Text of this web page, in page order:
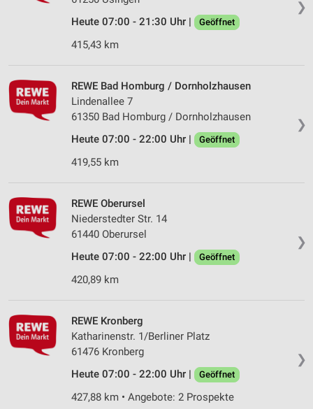
❯
Heute 07:00 - 21:30 Uhr |
Geöffnet
415,43 km
❯
REWE Bad Homburg / Dornholzhausen
Lindenallee 7
61350 Bad Homburg / Dornholzhausen
Heute 07:00 - 22:00 Uhr |
Geöffnet
419,55 km
❯
REWE Oberursel
Niederstedter Str. 14
61440 Oberursel
Heute 07:00 - 22:00 Uhr |
Geöffnet
420,89 km
❯
REWE Kronberg
Katharinenstr. 1/Berliner Platz
61476 Kronberg
Heute 07:00 - 22:00 Uhr |
Geöffnet
427,88 km • Angebote: 2 Prospekte